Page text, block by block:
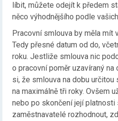
líbit, můžete odejít k předem
něco výhodnějšího podle
Pracovní smlouva by měla mít
Tedy přesné datum od do,
roku. Jestliže smlouva nic
o pracovní poměr uzavíraný na
si, že smlouva na dobu
na maximálně tři roky. Ovšem
nebo po skončení její platnosti
zaměstnavatelé rozhodnout,